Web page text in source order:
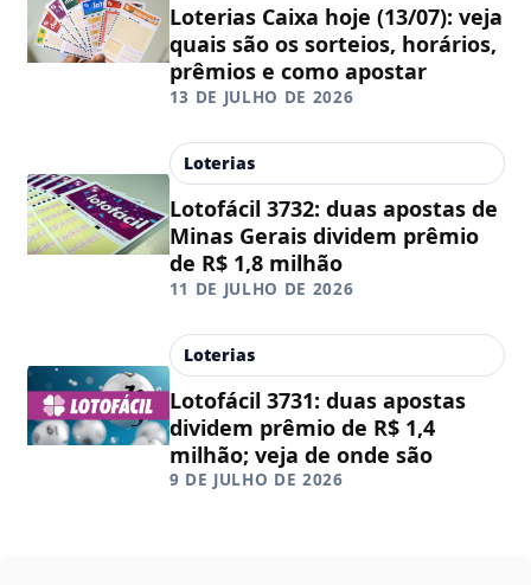
Loterias Caixa hoje (13/07): veja
quais são os sorteios, horários,
prêmios e como apostar
13 DE JULHO DE 2026
Loterias
Lotofácil 3732: duas apostas de
Minas Gerais dividem prêmio
de R$ 1,8 milhão
11 DE JULHO DE 2026
Loterias
Lotofácil 3731: duas apostas
dividem prêmio de R$ 1,4
milhão; veja de onde são
9 DE JULHO DE 2026